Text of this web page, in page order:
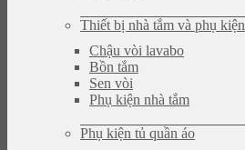
Thiết bị nhà tắm và phụ kiện
Chậu vòi lavabo
Bồn tắm
Sen vòi
Phụ kiện nhà tắm
Phụ kiện tủ quần áo